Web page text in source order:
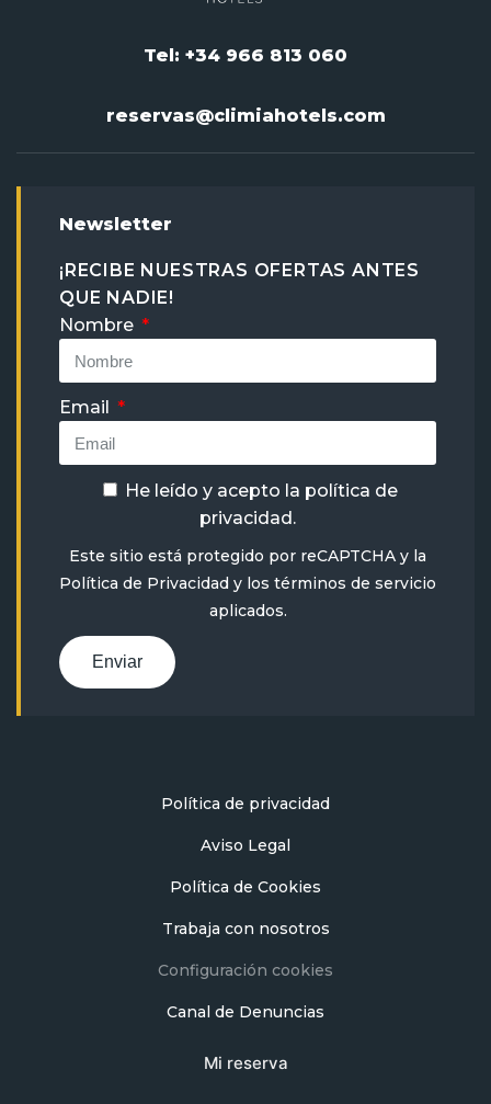
Tel: +34 966 813 060
reservas@climiahotels.com
Newsletter
¡RECIBE NUESTRAS OFERTAS ANTES
QUE NADIE!
Nombre
Email
He leído y acepto la política de
privacidad .
Este sitio está protegido por reCAPTCHA y la
Política de Privacidad y los términos de servicio
aplicados.
Enviar
Política de privacidad
Aviso Legal
Política de Cookies
Trabaja con nosotros
Configuración cookies
Canal de Denuncias
Mi reserva